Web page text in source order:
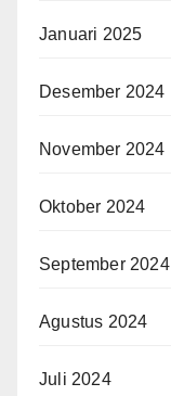
Januari 2025
Desember 2024
November 2024
Oktober 2024
September 2024
Agustus 2024
Juli 2024